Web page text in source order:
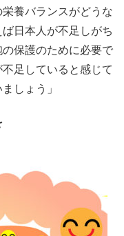
養バランスがどうな
日本人が不足しがち
保護のために必要で
足していると感じて
しょう」